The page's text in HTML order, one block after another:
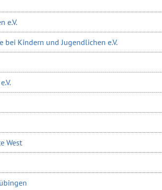
e.V.
Kindern und Jugendlichen e.V.
West